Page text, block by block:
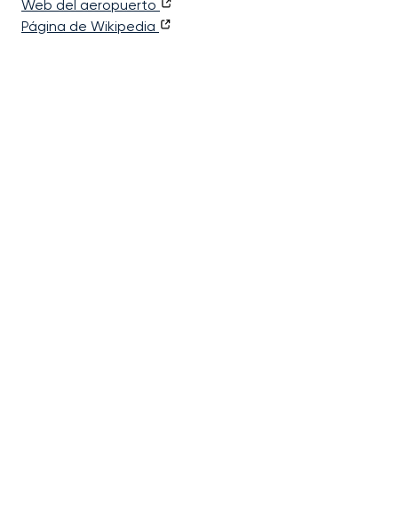
Web del aeropuerto
Página de Wikipedia